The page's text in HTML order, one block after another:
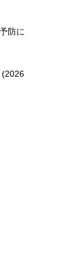
防に
(2026